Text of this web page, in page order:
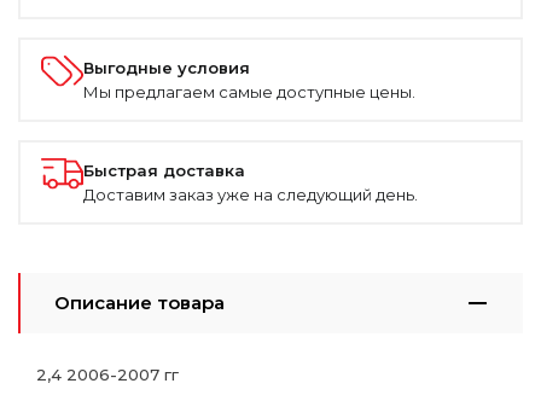
Выгодные условия
Мы предлагаем самые доступные цены.
Быстрая доставка
Доставим заказ уже на следующий день.
Описание товара
2,4 2006-2007 гг